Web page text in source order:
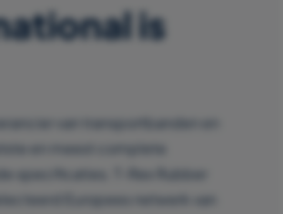
is
van transportbanden en
en meest complete
specificaties. T-Rex Rubber
Europees netwerk van